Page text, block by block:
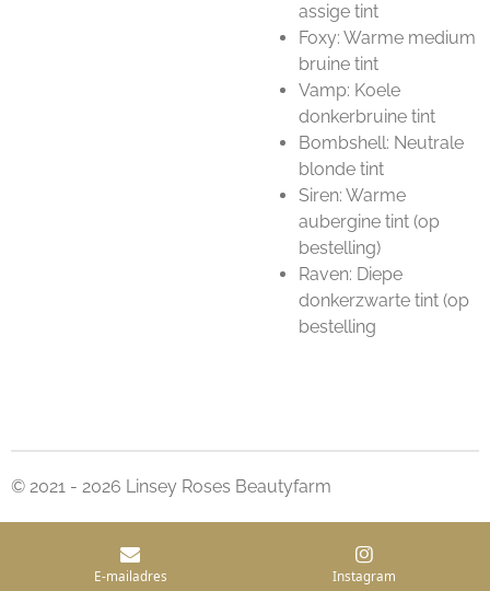
assige tint
Foxy: Warme medium
bruine tint
Vamp: Koele
donkerbruine tint
Bombshell: Neutrale
blonde tint
Siren: Warme
aubergine tint (op
bestelling)
Raven: Diepe
donkerzwarte tint (op
bestelling
© 2021 - 2026 Linsey Roses Beautyfarm
E-mailadres Instagram